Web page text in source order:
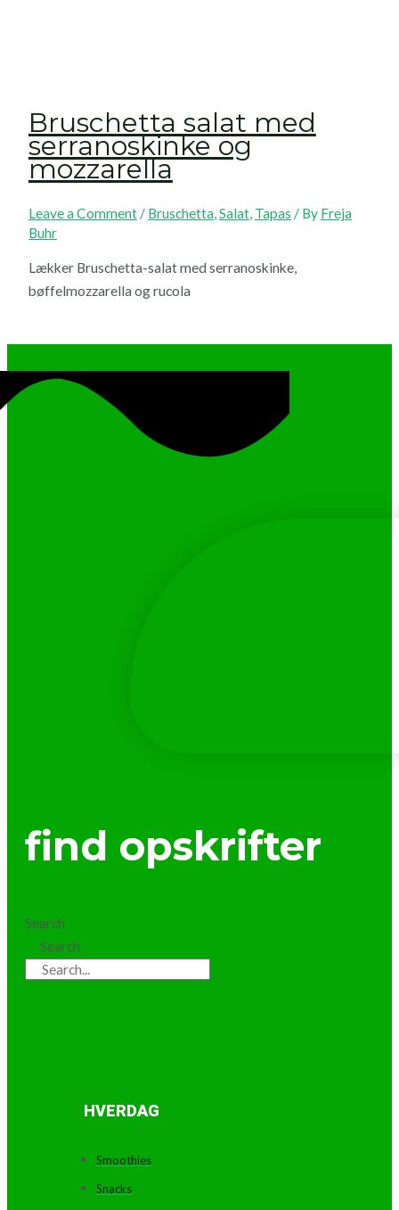
Bruschetta salat med
serranoskinke og
mozzarella
Leave a Comment / Bruschetta,Salat, Tapas / By Freja
Buhr
Lækker Bruschetta-salat med serranoskinke,
bøffelmozzarella og rucola
find opskrifter
Search
Search
HVERDAG
Smoothies
Snacks